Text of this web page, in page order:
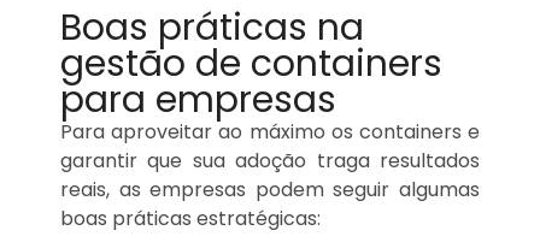
Boas práticas na
gestão de containers
para empresas
Para aproveitar ao máximo os containers e
garantir que sua adoção traga resultados
reais, as empresas podem seguir algumas
boas práticas estratégicas: